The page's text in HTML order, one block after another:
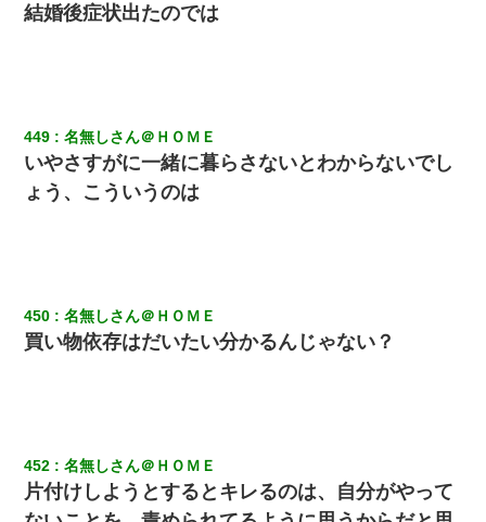
結婚後症状出たのでは
449 名無しさん＠ＨＯＭＥ
いやさすがに一緒に暮らさないとわからないでし
ょう、こういうのは
450 名無しさん＠ＨＯＭＥ
買い物依存はだいたい分かるんじゃない？
452 名無しさん＠ＨＯＭＥ
片付けしようとするとキレるのは、自分がやって